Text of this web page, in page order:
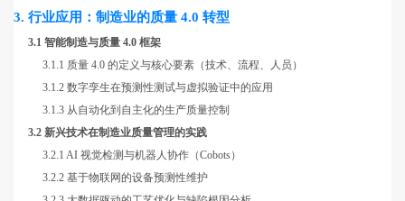
3. 行业应用：制造业的质量 4.0 转型
3.1 智能制造与质量 4.0 框架
3.1.1 质量 4.0 的定义与核心要素（技术、流程、人员）
3.1.2 数字孪生在预测性测试与虚拟验证中的应用
3.1.3 从自动化到自主化的生产质量控制
3.2 新兴技术在制造业质量管理的实践
3.2.1 AI 视觉检测与机器人协作（Cobots）
3.2.2 基于物联网的设备预测性维护